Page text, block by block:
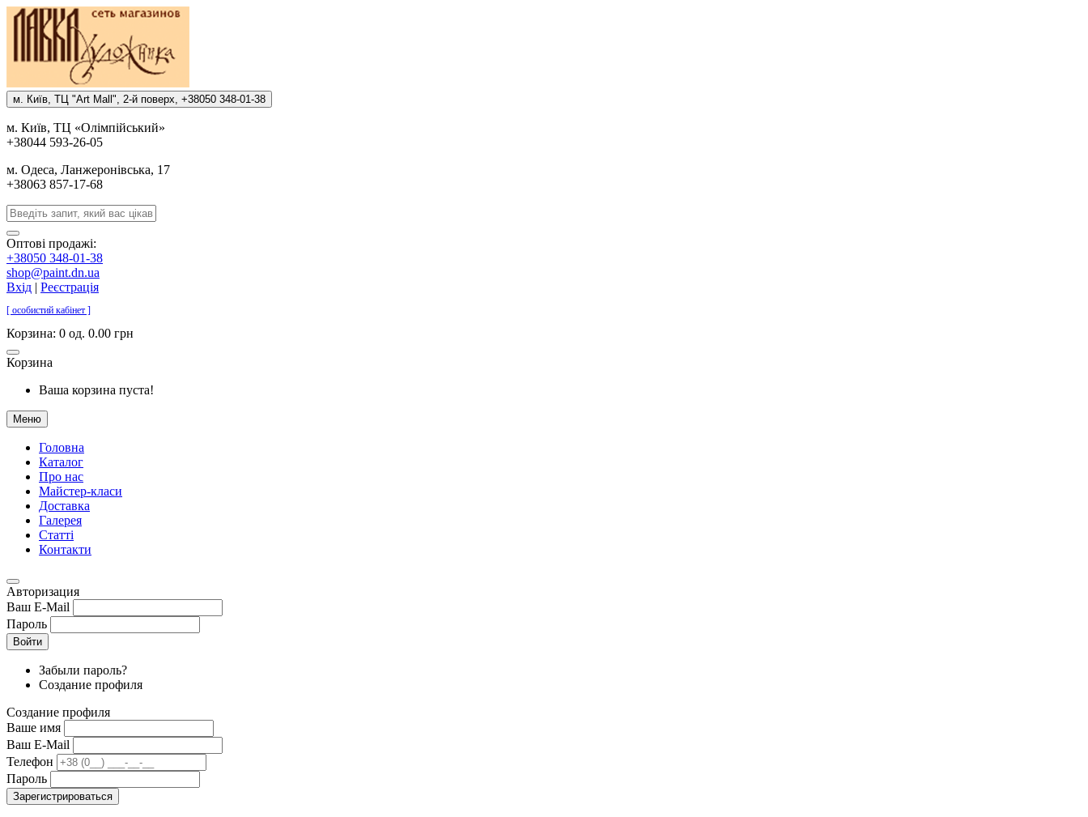
м. Киïв, ТЦ "Art Mall", 2-й поверх, +38050 348-01-38
м. Киïв, ТЦ «Олiмпiйський»
+38044 593-26-05
м. Одеса, Ланжеронiвська, 17
+38063 857-17-68
Оптові продажі:
+38050 348-01-38
shop@paint.dn.ua
Вхід | Реєстрація
[ особистий кабінет ]
Корзина: 0 од. 0.00 грн
Корзина
Ваша корзина пуста!
Меню
Головна
Каталог
Про нас
Майстер-класи
Доставка
Галерея
Статтi
Контакти
Авторизация
Ваш E-Mail
Пароль
Войти
Забыли пароль?
Создание профиля
Создание профиля
Ваше имя
Ваш E-Mail
Телефон
Пароль
Зарегистрироваться